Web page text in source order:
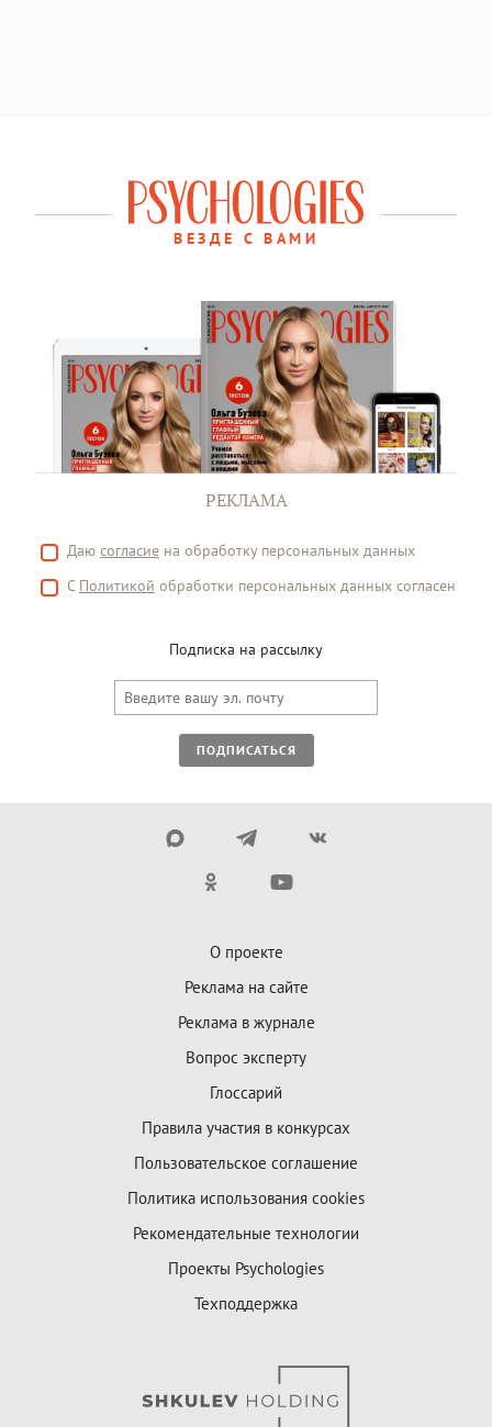
ВЕЗДЕ С ВАМИ
РЕКЛАМА
Даю согласие на обработку персональных данных
С Политикой обработки персональных данных согласен
Подписка на рассылку
ПОДПИСАТЬСЯ
О проекте
Реклама на сайте
Реклама в журнале
Вопрос эксперту
Глоссарий
Правила участия в конкурсах
Пользовательское соглашение
Политика использования cookies
Рекомендательные технологии
Проекты Psychologies
Техподдержка